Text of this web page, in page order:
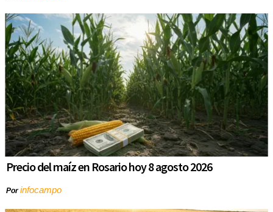
Precio del maíz en Rosario hoy 8 agosto 2026
Porinfocampo